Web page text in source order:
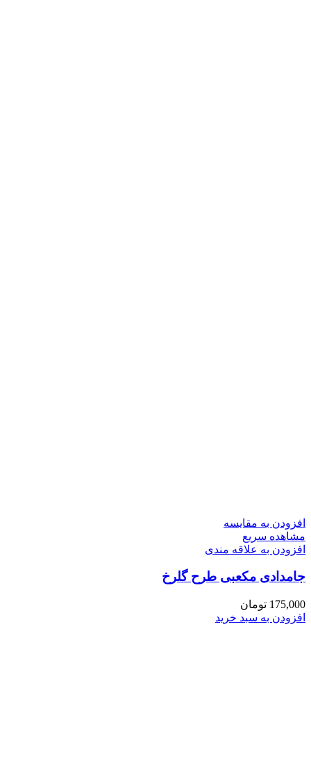
افزودن به مقایسه
مشاهده سریع
افزودن به علاقه مندی
جامدادی مکعبی طرح گلرخ
175,000 تومان
افزودن به سبد خرید